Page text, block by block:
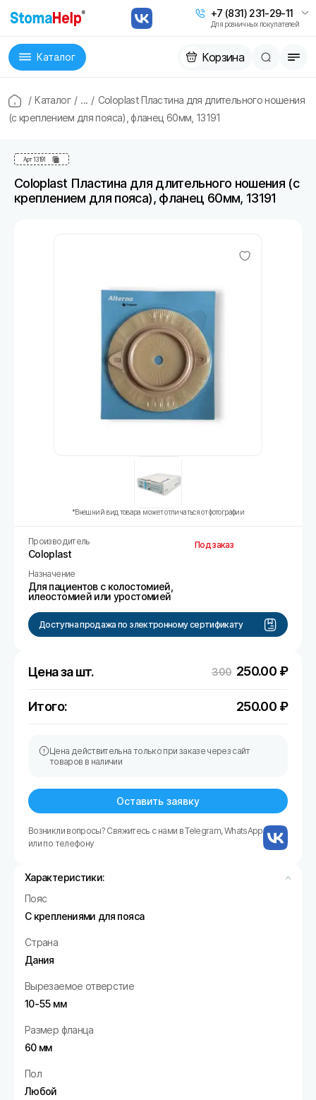
+7 (831) 231-29-11
Для розничных покупателей
Каталог Корзина
/ Каталог / ... / Coloplast Пластина для длительного ношения
(с креплением для пояса), фланец 60мм, 13191
Арт13191
Coloplast Пластина для длительного ношения (с
креплением для пояса), фланец 60мм, 13191
*Внешний вид товара может отличаться от фотографии
Производитель
Coloplast
Назначение
Для пациентов с колостомией,
илеостомией или уростомией
Под заказ
Доступна продажа по электронному сертификату
Цена за шт. 300 250.00 ₽
Итого: 250.00 ₽
Цена действительна только при заказе через сайт
товаров в наличии
Оставить заявку
Возникли вопросы? Свяжитесь с нами в Telegram, WhatsApp
или по телефону
Характеристики:
Пояс
С креплениями для пояса
Страна
Дания
Вырезаемое отверстие
10-55 мм
Размер фланца
60 мм
Пол
Любой